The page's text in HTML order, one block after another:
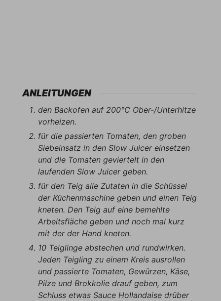
ANLEITUNGEN
den Backofen auf 200°C Ober-/Unterhitze
vorheizen.
für die passierten Tomaten, den groben
Siebeinsatz in den Slow Juicer einsetzen
und die Tomaten geviertelt in den
laufenden Slow Juicer geben.
für den Teig alle Zutaten in die Schüssel
der Küchenmaschine geben und einen Teig
kneten. Den Teig auf eine bemehlte
Arbeitsfläche geben und noch mal kurz
mit der der Hand kneten.
10 Teiglinge abstechen und rundwirken.
Jeden Teigling zu einem Kreis ausrollen
und passierte Tomaten, Gewürzen, Käse,
Pilze und Brokkolie drauf geben, zum
Schluss etwas Sauce Hollandaise drüber